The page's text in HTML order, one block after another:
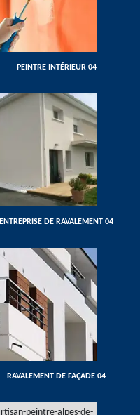
PEINTRE INTÉRIEUR 04
ENTREPRISE DE RAVALEMENT 04
RAVALEMENT DE FAÇADE 04